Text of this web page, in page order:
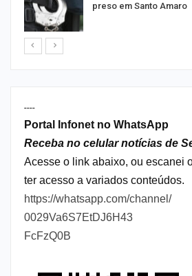
preso em Santo Amaro
----
Portal Infonet no WhatsApp
Receba no celular notícias de
Acesse o link abaixo, ou escanei
ter acesso a variados conteúdos.
https://whatsapp.com/channel/
0029Va6S7EtDJ6H43
FcFzQ0B